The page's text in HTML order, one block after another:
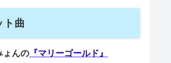
ト曲
ょんの 『マリーゴールド』